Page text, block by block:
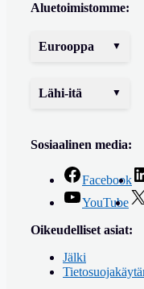
Aluetoimistomme:
Eurooppa
Lähi-itä
Sosiaalinen media:
Facebook
YouTube
Oikeudelliset asiat:
Jälki